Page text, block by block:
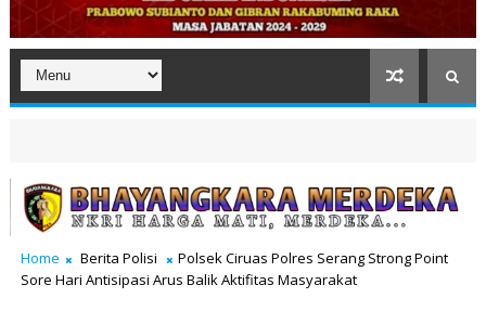
Home Berita Polisi
Polsek Ciruas Polres Serang Strong Point
Sore Hari Antisipasi Arus Balik Aktifitas Masyarakat